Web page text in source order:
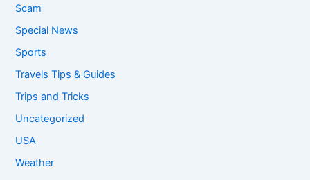
Scam
Special News
Sports
Travels Tips & Guides
Trips and Tricks
Uncategorized
USA
Weather